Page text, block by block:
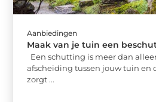
Aanbiedingen
Maak van je tuin een
Een schutting is meer dan
afscheiding tussen jouw tuin en
zorgt ...